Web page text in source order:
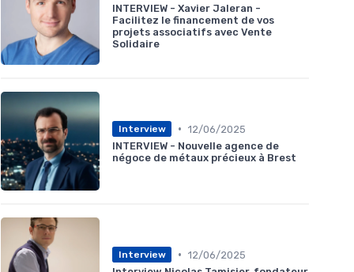
INTERVIEW - Xavier Jaleran -
Facilitez le financement de vos
projets associatifs avec Vente
Solidaire
Interview • 12/06/2025
INTERVIEW - Nouvelle agence de
négoce de métaux précieux à Brest
Interview • 12/06/2025